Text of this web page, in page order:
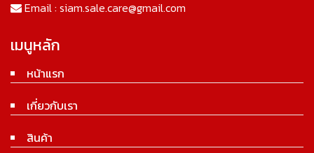
Email : siam.sale.care@gmail.com
เมนูหลัก
หน้าแรก
เกี่ยวกับเรา
สินค้า